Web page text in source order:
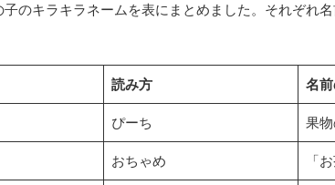
のキラキラネームを表にまとめました。それぞれ
読み方 名
ぴーち 果物
おちゃめ 「